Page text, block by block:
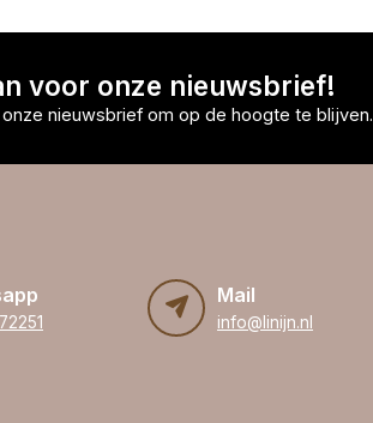
voor onze nieuwsbrief!
nieuwsbrief om op de hoogte te blijven.
Mail
info@linijn.nl